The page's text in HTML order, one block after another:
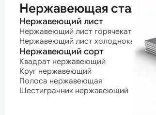
Нержавеющая сталь
Нержавеющий лист
Нержавеющий лист горячекатаный
Нержавеющий лист холоднокатаный
Нержавеющий сорт
Квадрат нержавеющий
Круг нержавеющий
Полоса нержавеющая
Шестигранник нержавеющий